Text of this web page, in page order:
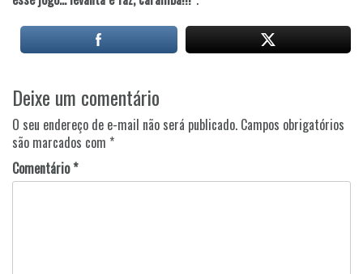
de
Post
Deixe um comentário
O seu endereço de e-mail não será publicado. Campos obrigatórios
são marcados com *
Comentário*